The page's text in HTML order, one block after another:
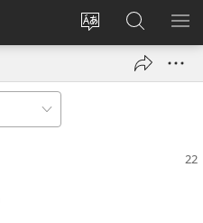
Promeni
Prijava
(otvara
Pretraga
sajta
JW.ORG